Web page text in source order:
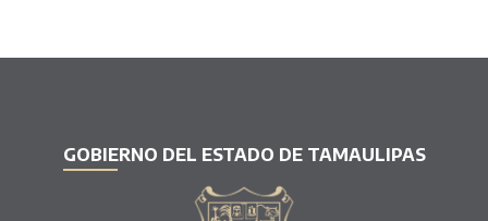
GOBIERNO DEL ESTADO DE TAMAULIPAS